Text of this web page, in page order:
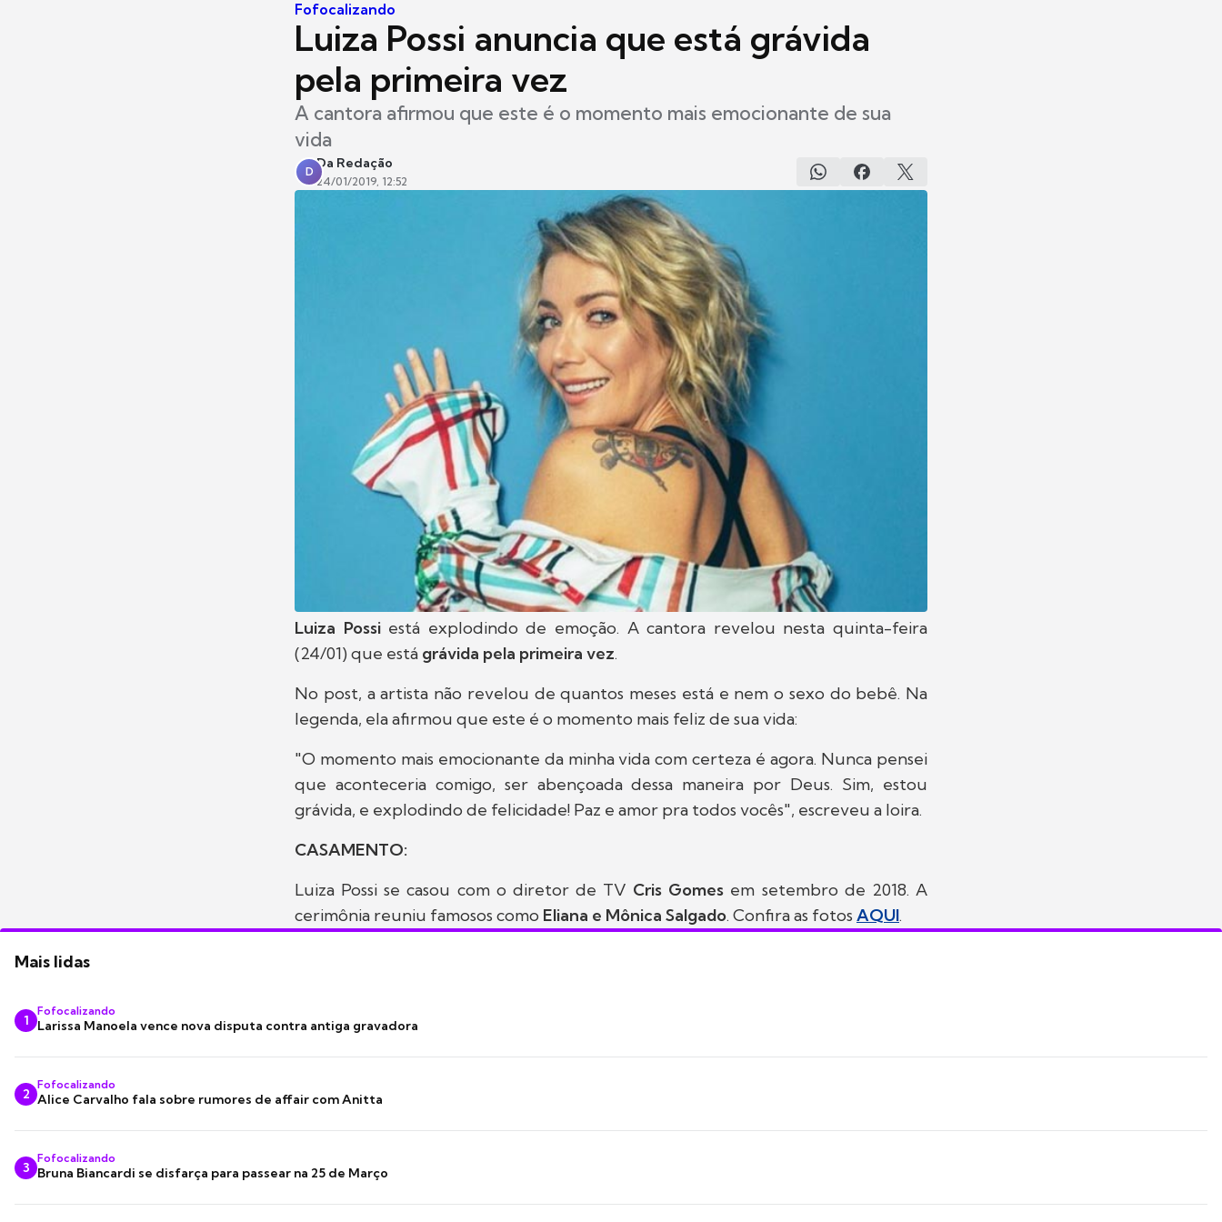
Fofocalizando
Luiza Possi anuncia que está grávida
pela primeira vez
A cantora afirmou que este é o momento mais emocionante de sua
vida
D
Da Redação
24/01/2019, 12:52
Luiza Possiestá explodindo de emoção. A cantora revelou nesta quinta-feira
(24/01) que está grávida pela primeira vez.
No post, a artista não revelou de quantos meses está e nem o sexo do bebê. Na
legenda, ela afirmou que este é o momento mais feliz de sua vida:
"O momento mais emocionante da minha vida com certeza é agora. Nunca pensei
que aconteceria comigo, ser abençoada dessa maneira por Deus. Sim, estou
grávida, e explodindo de felicidade! Paz e amor pra todos vocês", escreveu a loira.
CASAMENTO:
Luiza Possi se casou com o diretor de TV Cris Gomes em setembro de 2018. A
cerimônia reuniu famosos como Eliana e Mônica Salgado. Confira as fotos AQUI.
Mais lidas
1
Fofocalizando
Larissa Manoela vence nova disputa contra antiga gravadora
2
Fofocalizando
Alice Carvalho fala sobre rumores de affair com Anitta
3
Fofocalizando
Bruna Biancardi se disfarça para passear na 25 de Março